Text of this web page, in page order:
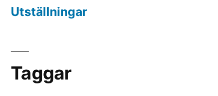
Utställningar
Taggar